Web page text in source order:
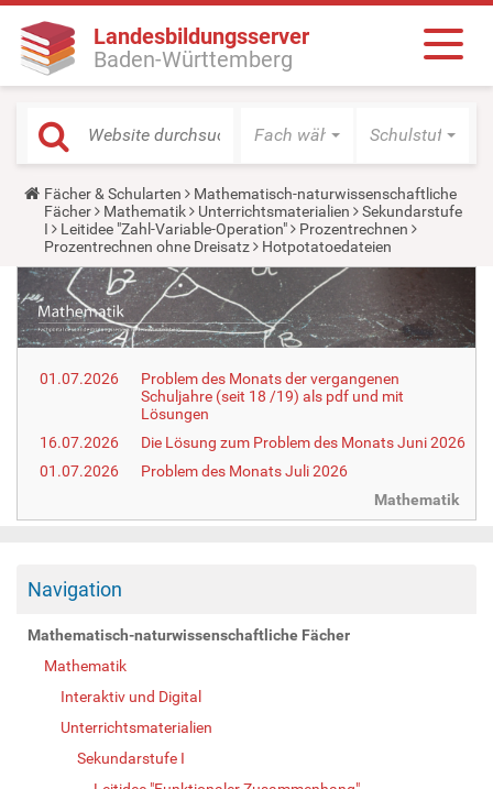
Landesbildungsserver
Baden-Württemberg
Fach wählen Schulstufe
Y
o
u
a
r
e
h
e
r
e
Fächer & Schularten
Mathematisch-naturwissenschaftliche
Fächer
Mathematik Unterrichtsmaterialien
Sekundarstufe
I
Leitidee "Zahl-Variable-Operation"
Prozentrechnen
Prozentrechnen ohne Dreisatz
Hotpotatoedateien
01.07.2026
Problem des Monats der vergangenen
Schuljahre (seit 18 /19) als pdf und mit
Lösungen
16.07.2026
Die Lösung zum Problem des Monats Juni 2026
01.07.2026
Problem des Monats Juli 2026
Mathematik
Navigation
Mathematisch-naturwissenschaftliche Fächer
Mathematik
Interaktiv und Digital
Unterrichtsmaterialien
Sekundarstufe I